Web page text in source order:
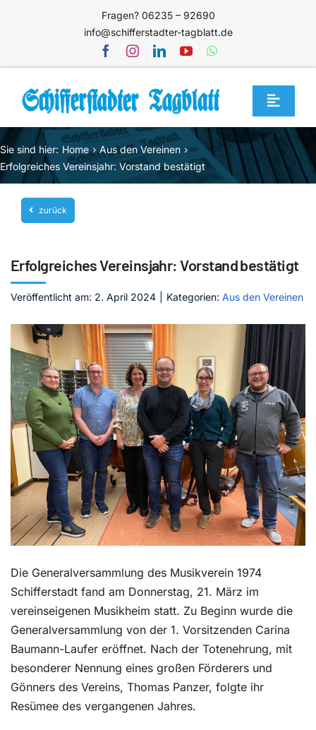
Fragen? 06235 – 92690
info@schifferstadter-tagblatt.de
Toggle
Home
Themen
Blog
Unternehmen
Mediathek
Kontakt
Sie sind hier: Home
Aus den Vereinen
Erfolgreiches Vereinsjahr: Vorstand bestätigt
zurück
Erfolgreiches Vereinsjahr: Vorstand bestätigt
Veröffentlicht am: 2. April 2024 Kategorien: Aus den Vereinen
Die Generalversammlung des Musikverein 1974
Schifferstadt fand am Donnerstag, 21. März im
vereinseigenen Musikheim statt. Zu Beginn wurde die
Generalversammlung von der 1. Vorsitzenden Carina
Baumann-Laufer eröffnet. Nach der Totenehrung, mit
besonderer Nennung eines großen Förderers und
Gönners des Vereins, Thomas Panzer, folgte ihr
Resümee des vergangenen Jahres.